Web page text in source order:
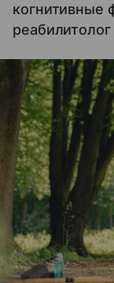
когнитивные